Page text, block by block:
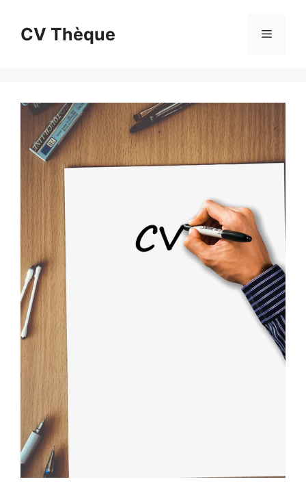
contenuCV Thèque Menu